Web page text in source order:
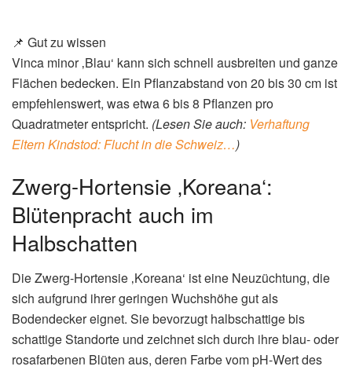
📌 Gut zu wissen
Vinca minor ‚Blau‘ kann sich schnell ausbreiten und ganze
Flächen bedecken. Ein Pflanzabstand von 20 bis 30 cm ist
empfehlenswert, was etwa 6 bis 8 Pflanzen pro
Quadratmeter entspricht. (Lesen Sie auch: Verhaftung
Eltern Kindstod: Flucht in die Schweiz…)
Zwerg-Hortensie ‚Koreana‘:
Blütenpracht auch im
Halbschatten
Die Zwerg-Hortensie ‚Koreana‘ ist eine Neuzüchtung, die
sich aufgrund ihrer geringen Wuchshöhe gut als
Bodendecker eignet. Sie bevorzugt halbschattige bis
schattige Standorte und zeichnet sich durch ihre blau- oder
rosafarbenen Blüten aus, deren Farbe vom pH-Wert des